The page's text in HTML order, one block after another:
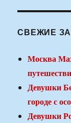
СВЕЖИЕ
Москва
Девушки
городе с
Девушки